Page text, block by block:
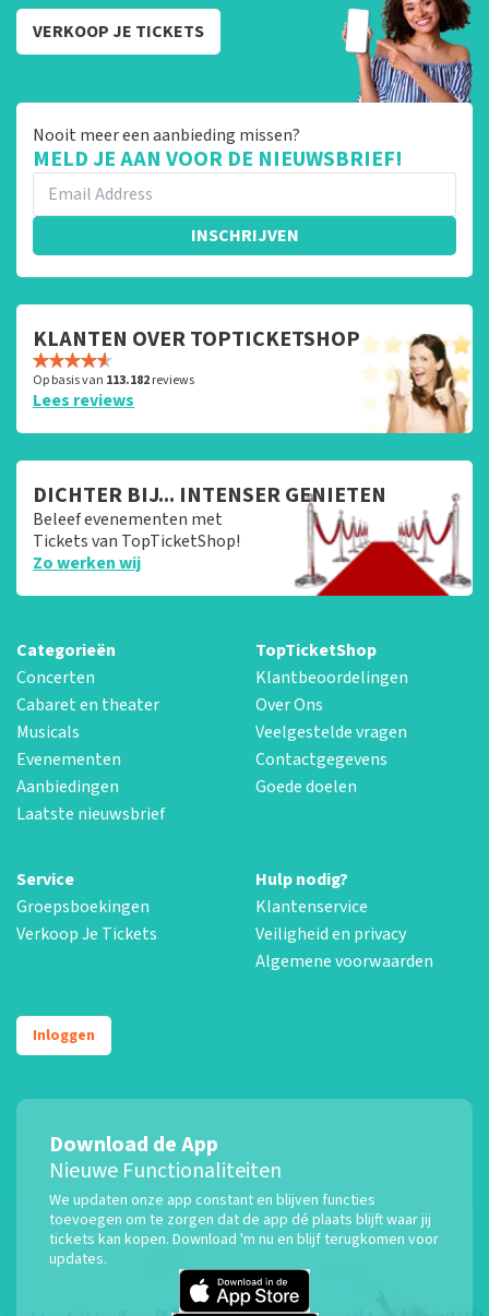
VERKOOP JE TICKETS
Nooit meer een aanbieding missen?
MELD JE AAN VOOR DE NIEUWSBRIEF!
INSCHRIJVEN
KLANTEN OVER TOPTICKETSHOP
Op basis van 113.182reviews
Lees reviews
DICHTER BIJ... INTENSER GENIETEN
Beleef evenementen met
Tickets van TopTicketShop!
Zo werken wij
Categorieën
Concerten
Cabaret en theater
Musicals
Evenementen
Aanbiedingen
Laatste nieuwsbrief
TopTicketShop
Klantbeoordelingen
Over Ons
Veelgestelde vragen
Contactgegevens
Goede doelen
Service
Groepsboekingen
Verkoop Je Tickets
Hulp nodig?
Klantenservice
Veiligheid en privacy
Algemene voorwaarden
Inloggen
Download de App
Nieuwe Functionaliteiten
We updaten onze app constant en blijven functies
toevoegen om te zorgen dat de app dé plaats blijft waar jij
tickets kan kopen. Download 'm nu en blijf terugkomen voor
updates.